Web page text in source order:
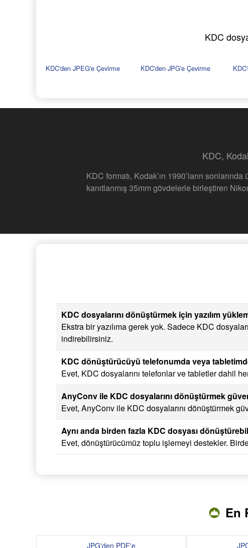
KDC
KDC'den JPEG'e Çevirme KDC'den JPG'e Çevirme
KDC,
KDC formatı, Kodak’ın 1990’ların
kanıtlanmış 35mm gövdelerle birleştiren
KDC dosyalarını dönüştürmek için yazılım
Ekstra bir yazılıma gerek yok. Sadece KDC
indirebilirsiniz.
KDC dönüştürücüyü telefonumda veya
Evet, KDC dosyalarını telefonlar ve tabletler dahil
AnyConv ile KDC dosyalarını dönüştürmek
Evet, AnyConv ile KDC dosyalarını dönüştürmek
Aynı anda birden fazla KDC dosyası
Evet, dönüştürücümüz toplu işlemeyi destekler.
En
JPG'den PDF'e